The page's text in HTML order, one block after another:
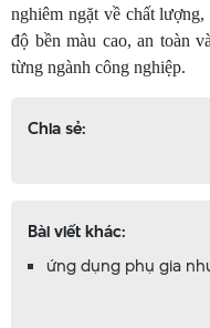
nghiêm ngặt về chất
độ bền màu cao, an toàn
từng ngành công nghiệp.
Chia sẻ:
Bài viết khác:
ứng dụng phụ gia